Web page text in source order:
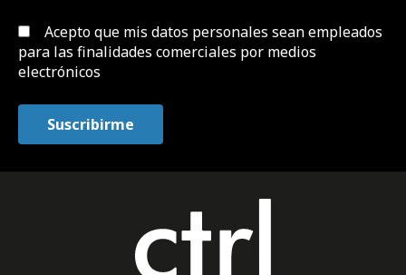
Acepto que mis datos personales sean empleados
para las finalidades comerciales por medios
electrónicos